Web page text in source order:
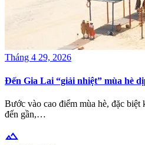
Tháng 4 29, 2026
Đến Gia Lai “giải nhiệt” mùa hè
Bước vào cao điểm mùa hè, đặc
đến gần,…
terrain